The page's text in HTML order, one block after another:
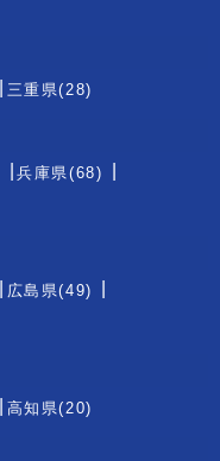
三重県(28)
兵庫県(68)
広島県(49)
高知県(20)